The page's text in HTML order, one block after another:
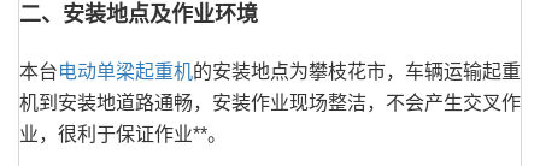
二、安装地点及作业环境
本台电动单梁起重机的安装地点为攀枝花市，车辆运输起重
机到安装地道路通畅，安装作业现场整洁，不会产生交叉作
业，很利于保证作业**。